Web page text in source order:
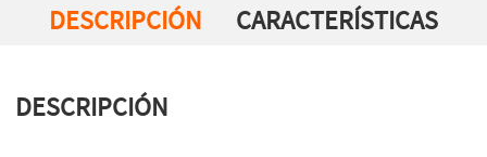
DESCRIPCIÓN CARACTERÍSTICAS
DESCRIPCIÓN